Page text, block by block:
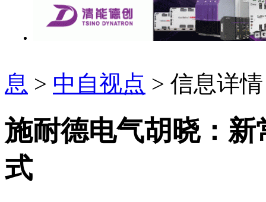
息 > 中自视点 > 信息详情
施耐德电气胡晓：
式